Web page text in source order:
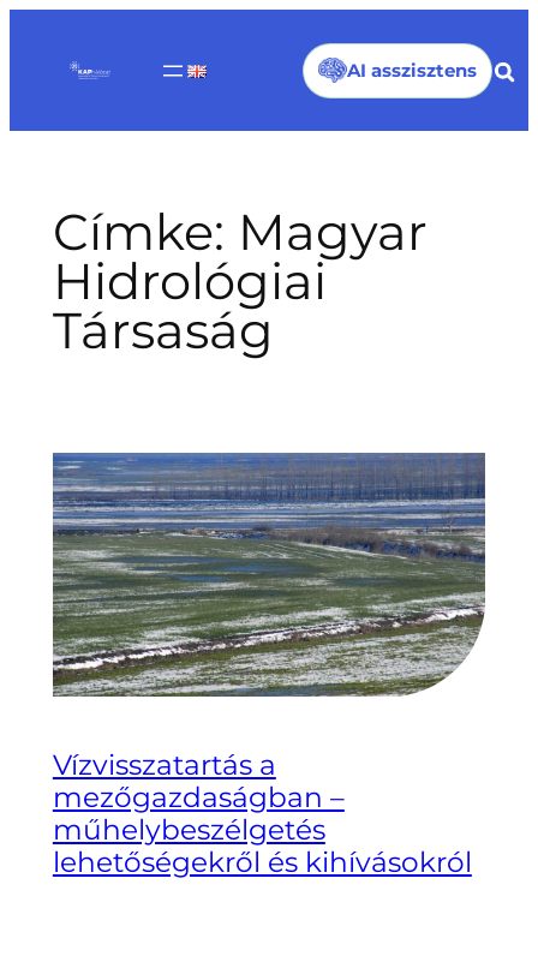
tartalomhoz
AI asszisztens
Címke: Magyar
Hidrológiai
Társaság
Vízvisszatartás a
mezőgazdaságban –
műhelybeszélgetés
lehetőségekről és kihívásokról